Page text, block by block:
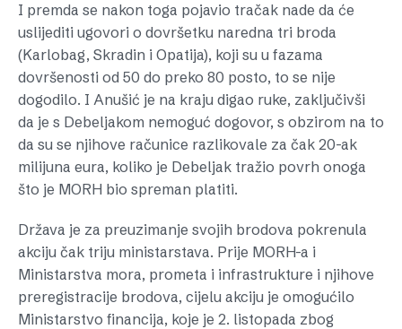
I premda se nakon toga pojavio tračak nade da će
uslijediti ugovori o dovršetku naredna tri broda
(Karlobag, Skradin i Opatija), koji su u fazama
dovršenosti od 50 do preko 80 posto, to se nije
dogodilo. I Anušić je na kraju digao ruke, zaključivši
da je s Debeljakom nemoguć dogovor, s obzirom na to
da su se njihove računice razlikovale za čak 20-ak
milijuna eura, koliko je Debeljak tražio povrh onoga
što je MORH bio spreman platiti.
Država je za preuzimanje svojih brodova pokrenula
akciju čak triju ministarstava. Prije MORH-a i
Ministarstva mora, prometa i infrastrukture i njihove
preregistracije brodova, cijelu akciju je omogućilo
Ministarstvo financija, koje je 2. listopada zbog